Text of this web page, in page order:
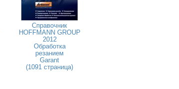
Справочник
HOFFMANN GROUP
2012
Обработка
резанием
Garant
(1091 страница)